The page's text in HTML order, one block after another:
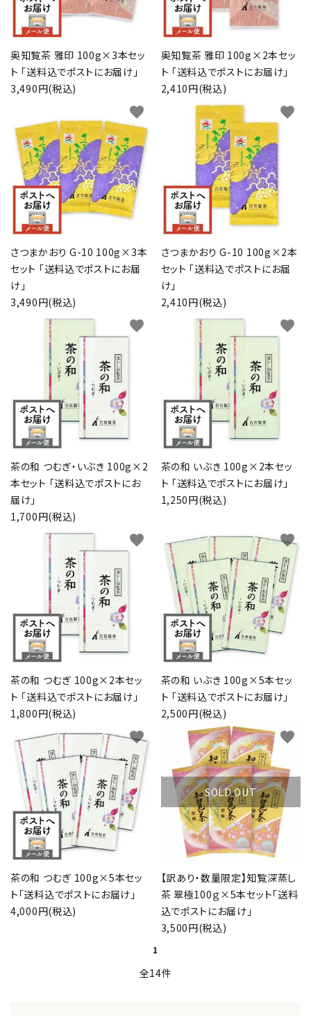
奥知覧茶 雅印 100g×3本セッ
ト 「送料込でポストにお届け」
3,490円(税込)
奥知覧茶 雅印 100g×2本セッ
ト 「送料込でポストにお届け」
2,410円(税込)
さつまかおり G-10 100g×3本
セット 「送料込でポストにお届
け」
3,490円(税込)
favorite
さつまかおり G-10 100g×2本
セット 「送料込でポストにお届
け」
2,410円(税込)
favorite
茶の和 つむぎ・いぶき 100g×2
本セット 「送料込でポストにお
届け」
1,700円(税込)
favorite
茶の和 いぶき 100g×2本セッ
ト 「送料込でポストにお届け」
1,250円(税込)
favorite
茶の和 つむぎ 100g×2本セッ
ト 「送料込でポストにお届け」
1,800円(税込)
favorite
茶の和 いぶき 100g×5本セッ
ト 「送料込でポストにお届け」
2,500円(税込)
favorite
茶の和 つむぎ 100g×5本セッ
ト「送料込でポストにお届け」
4,000円(税込)
favorite
SOLD OUT
【訳あり・数量限定】知覧深蒸し
茶 翠極100ｇ×5本セット「送料
込でポストにお届け」
3,500円(税込)
favorite
1
全14件